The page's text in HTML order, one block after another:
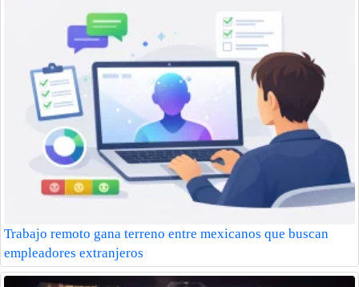
Trabajo remoto gana terreno entre mexicanos que buscan
empleadores extranjeros